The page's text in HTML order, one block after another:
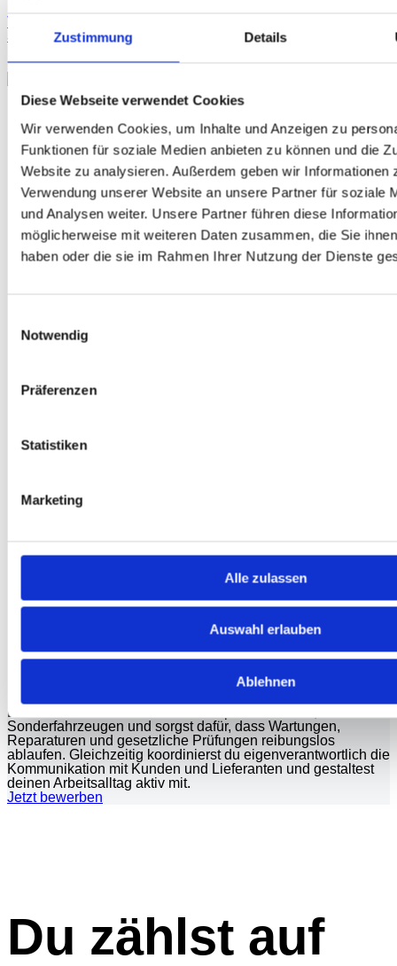
Zustimmung Details
Diese Webseite verwendet Cookies
Wir verwenden Cookies, um Inhalte und Anzeigen zu
Funktionen für soziale Medien anbieten zu können und die
Website zu analysieren. Außerdem geben wir Informationen
Verwendung unserer Website an unsere Partner für soziale
und Analysen weiter. Unsere Partner führen diese
möglicherweise mit weiteren Daten zusammen, die Sie
haben oder die sie im Rahmen Ihrer Nutzung der Dienste
Notwendig
Präferenzen
Statistiken
Marketing
Alle zulassen
Auswahl erlauben
Ablehnen
Vertrieb
Schaden +49 4286 7703 444
Customer
Coordinator
(m/w/d) -
Mobility
Solutions
Du betreust im Team unseren Fuhrpark aus PKW, LKW und
Sonderfahrzeugen und sorgst dafür, dass Wartungen,
Reparaturen und gesetzliche Prüfungen reibungslos
ablaufen. Gleichzeitig koordinierst du eigenverantwortlich die
Kommunikation mit Kunden und Lieferanten und gestaltest
deinen Arbeitsalltag aktiv mit.
Jetzt bewerben
Du zählst auf